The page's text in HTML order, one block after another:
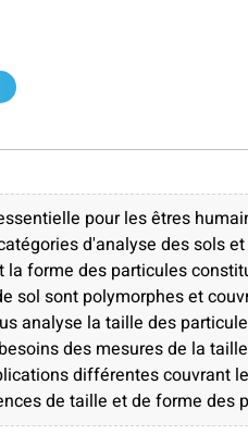
pour les êtres
d'analyse des sols
forme des particules
sol sont polymorphes et
analyse la taille des
des mesures de la
différentes couvrant
de taille et de forme des